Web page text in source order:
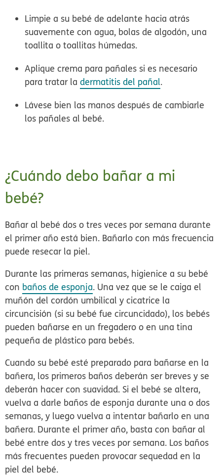
Limpie a su bebé de adelante hacia atrás
suavemente con agua, bolas de algodón, una
toallita o toallitas húmedas.
Aplique crema para pañales si es necesario
para tratar ladermatitis del pañal.
Lávese bien las manos después de cambiarle
los pañales al bebé.
¿Cuándo debo bañar a mi
bebé?
Bañar al bebédos o tres veces por semana durante
el primer año está bien. Bañarlo con más frecuencia
puede resecar la piel.
Durante las primeras semanas, higienice a su bebé
con baños de esponja. Una vez que se le caiga el
muñón del cordón umbilical y cicatrice la
circuncisión (si su bebé fue circuncidado), los bebés
pueden bañarse en un fregadero o en una tina
pequeña de plástico para bebés.
Cuando su bebé esté preparado para bañarse en la
bañera, los primeros baños deberán ser breves y se
deberán hacer con suavidad. Si el bebé se altera,
vuelva a darle baños de esponja durante una o dos
semanas, y luego vuelva a intentar bañarlo en una
bañera. Durante el primer año, basta con bañar al
bebé entre dos y tres veces por semana. Los baños
más frecuentes pueden provocar sequedad en la
piel del bebé.